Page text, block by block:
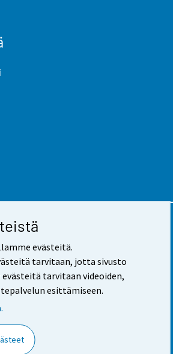
evästeitä.
tarvitaan, jotta sivusto
tarvitaan videoiden,
esittämiseen.